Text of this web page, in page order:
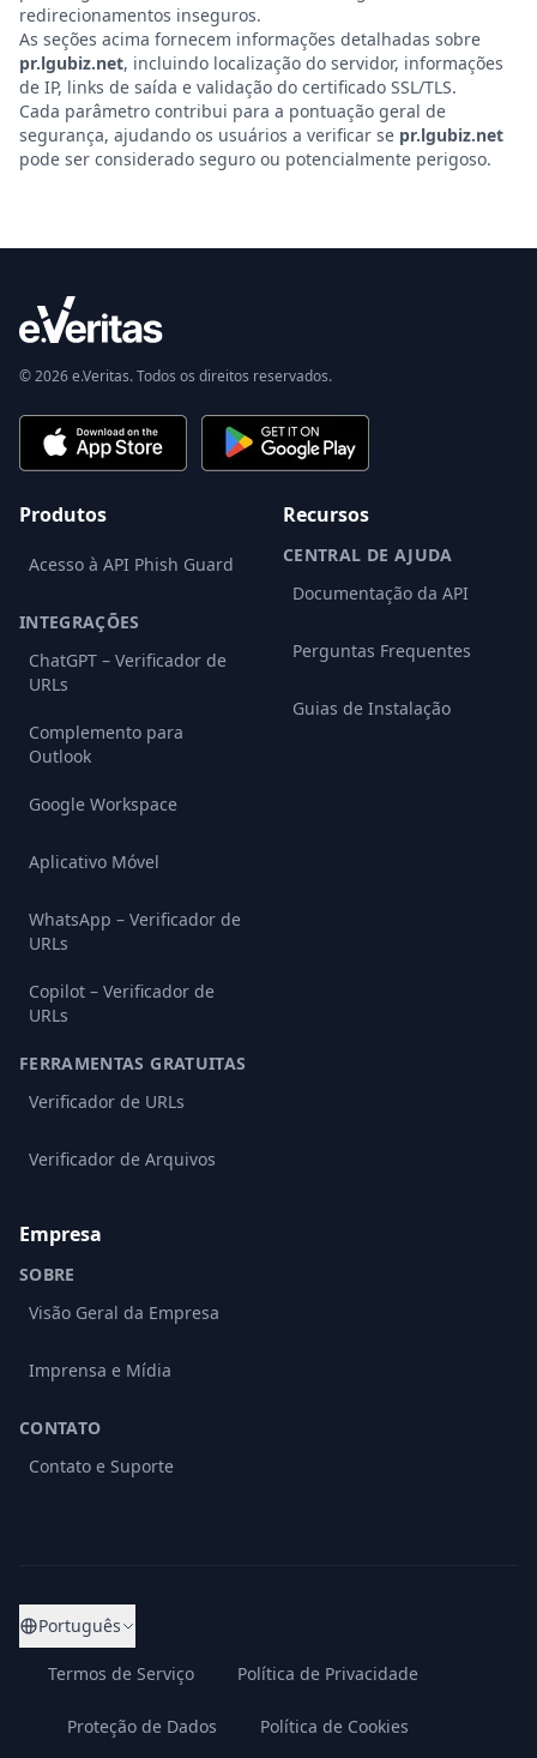
redirecionamentos inseguros.
As seções acima fornecem informações detalhadas sobre
pr.lgubiz.net, incluindo localização do servidor, informações
de IP, links de saída e validação do certificado SSL/TLS.
Cada parâmetro contribui para a pontuação geral de
segurança, ajudando os usuários a verificar se pr.lgubiz.net
pode ser considerado seguro ou potencialmente perigoso.
© 2026 e.Veritas. Todos os direitos reservados.
Produtos
Acesso à API Phish Guard
INTEGRAÇÕES
ChatGPT – Verificador de
URLs
Complemento para
Outlook
Google Workspace
Aplicativo Móvel
WhatsApp – Verificador de
URLs
Copilot – Verificador de
URLs
FERRAMENTAS GRATUITAS
Verificador de URLs
Verificador de Arquivos
Recursos
CENTRAL DE AJUDA
Documentação da API
Perguntas Frequentes
Guias de Instalação
Empresa
SOBRE
Visão Geral da Empresa
Imprensa e Mídia
CONTATO
Contato e Suporte
Português
Termos de Serviço Política de Privacidade
Proteção de Dados Política de Cookies